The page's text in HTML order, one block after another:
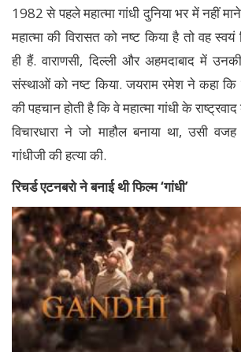
1982 से पहले महात्मा गांधी दुनिया भर में नहीं
महात्मा की विरासत को नष्ट किया है तो वह स्वयं
ही हैं. वाराणसी, दिल्ली और अहमदाबाद में
संस्थाओं को नष्ट किया. जयराम रमेश ने कहा कि
की पहचान होती है कि वे महात्मा गांधी के
विचारधारा ने जो माहौल बनाया था, उसी
गांधीजी की हत्या की.
रिचर्ड एटनबरो ने बनाई थी फिल्म ‘गांधी’